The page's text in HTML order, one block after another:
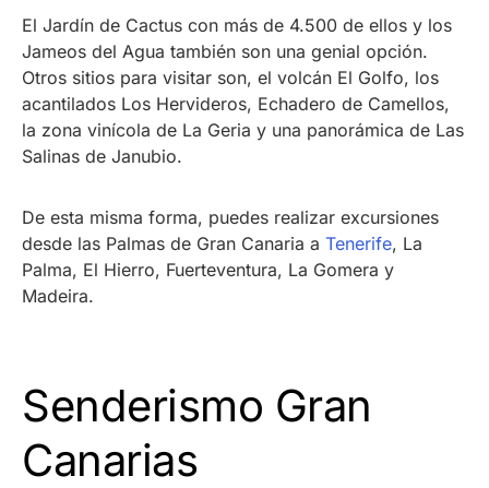
El Jardín de Cactus con más de 4.500 de ellos y los
Jameos del Agua también son una genial opción.
Otros sitios para visitar son, el volcán El Golfo, los
acantilados Los Hervideros, Echadero de Camellos,
la zona vinícola de La Geria y una panorámica de Las
Salinas de Janubio.
De esta misma forma, puedes realizar excursiones
desde las Palmas de Gran Canaria a Tenerife, La
Palma, El Hierro, Fuerteventura, La Gomera y
Madeira.
Senderismo Gran
Canarias